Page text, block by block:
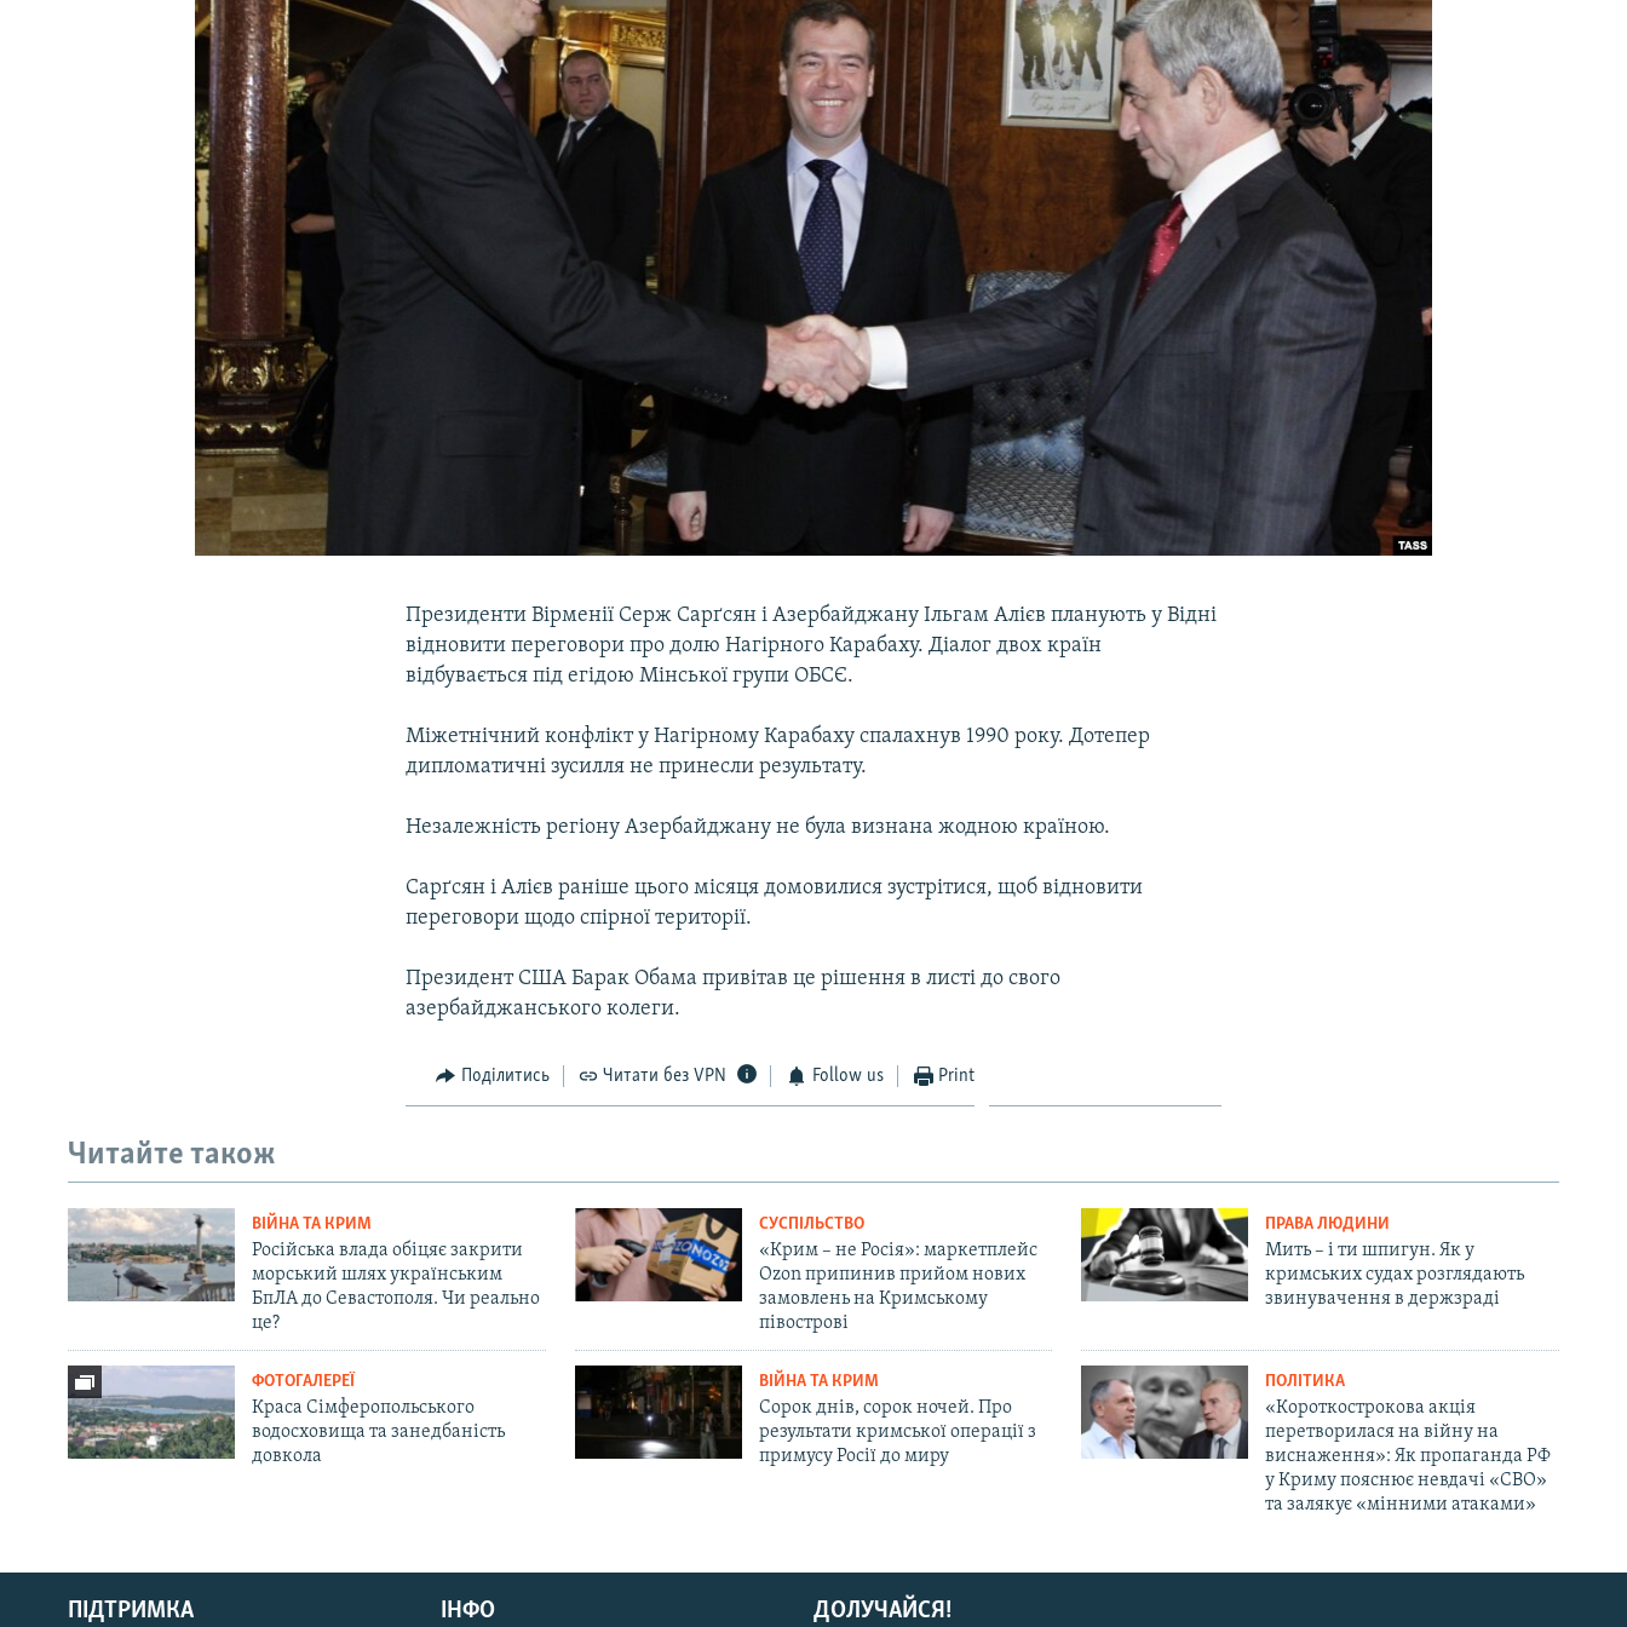
УКРАЇНСЬКА ПРОБЛЕМА КРИМУ
Русский
Qırımtatar
Президенти Вірменії Серж Сарґсян і Азербайджану Ільгам Алієв планують у Відні
відновити переговори про долю Нагірного Карабаху. Діалог двох країн
відбувається під егідою Мінської групи ОБСЄ.
Міжетнічний конфлікт у Нагірному Карабаху спалахнув 1990 року. Дотепер
дипломатичні зусилля не принесли результату.
Незалежність регіону Азербайджану не була визнана жодною країною.
Сарґсян і Алієв раніше цього місяця домовилися зустрітися, щоб відновити
переговори щодо спірної території.
Президент США Барак Обама привітав це рішення в листі до свого
азербайджанського колеги.
Поділитись Читати без VPN Follow us Print
Читайте також
ВІЙНА ТА КРИМ
Російська влада обіцяє закрити
морський шлях українським
БпЛА до Севастополя. Чи реально
це?
СУСПІЛЬСТВО
«Крим – не Росія»: маркетплейс
Ozon припинив прийом нових
замовлень на Кримському
півострові
ПРАВА ЛЮДИНИ
Мить – і ти шпигун. Як у
кримських судах розглядають
звинувачення в держзраді
ФОТОГАЛЕРЕЇ
Краса Сімферопольського
водосховища та занедбаність
довкола
ВІЙНА ТА КРИМ
Сорок днів, сорок ночей. Про
результати кримської операції з
примусу Росії до миру
ПОЛІТИКА
«Короткострокова акція
перетворилася на війну на
виснаження»: Як пропаганда РФ
у Криму пояснює невдачі «СВО»
та залякує «мінними атаками»
ДОЛУЧАЙСЯ!
ПІДТРИМКА ІНФО